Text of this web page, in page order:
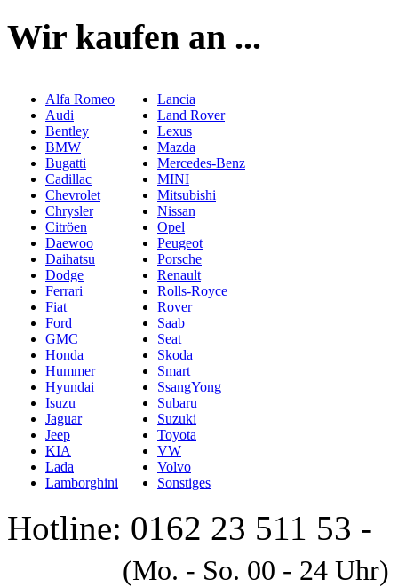
Wir kaufen an ...
Alfa Romeo
Audi
Bentley
BMW
Bugatti
Cadillac
Chevrolet
Chrysler
Citröen
Daewoo
Daihatsu
Dodge
Ferrari
Fiat
Ford
GMC
Honda
Hummer
Hyundai
Isuzu
Jaguar
Jeep
KIA
Lada
Lamborghini
Lancia
Land Rover
Lexus
Mazda
Mercedes-Benz
MINI
Mitsubishi
Nissan
Opel
Peugeot
Porsche
Renault
Rolls-Royce
Rover
Saab
Seat
Skoda
Smart
SsangYong
Subaru
Suzuki
Toyota
VW
Volvo
Sonstiges
Hotline: 0162 23 511 53 -
(Mo. - So. 00 - 24 Uhr)